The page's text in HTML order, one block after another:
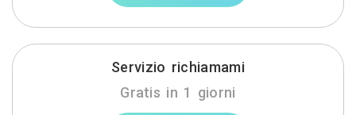
Servizio richiamami
Gratis in 1 giorni